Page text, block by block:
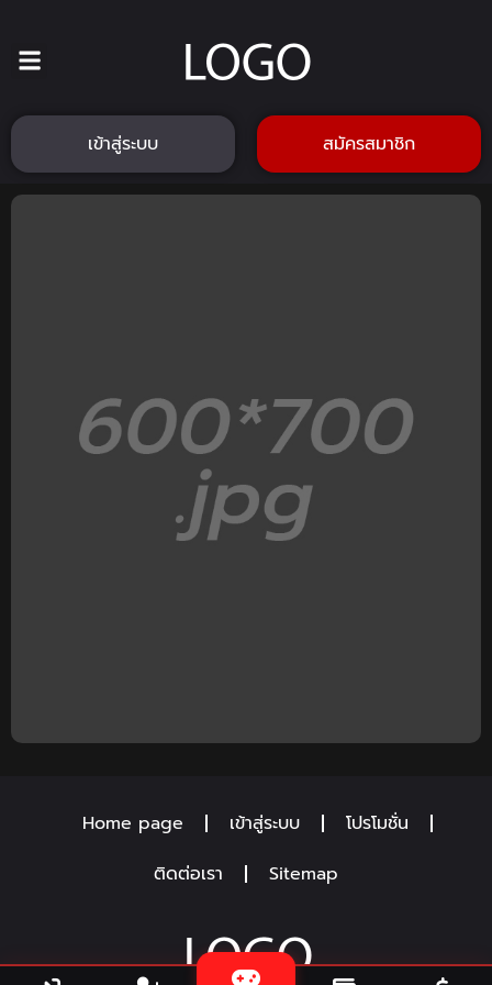
เข้าสู่ระบบ สมัครสมาชิก
Home page เข้าสู่ระบบ
โปรโมชั่น
ติดต่อเรา
Sitemap